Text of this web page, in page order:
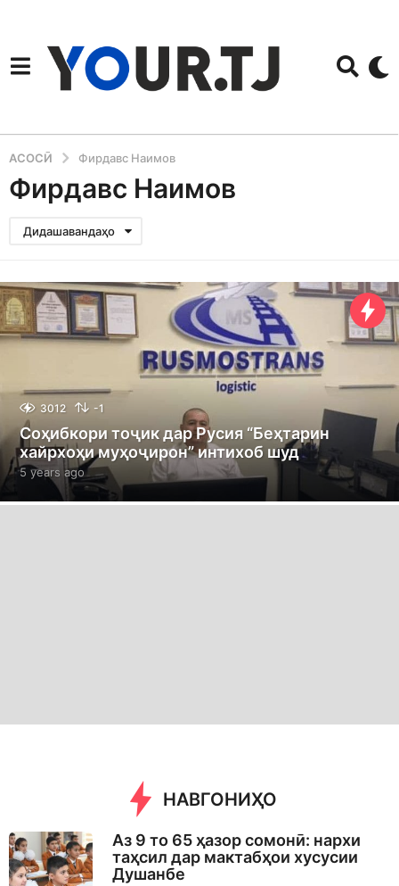
АСОСӢ Фирдавс Наимов
Фирдавс Наимов
Дидашавандаҳо
3012 -1
Соҳибкори тоҷик дар Русия “Беҳтарин
хайрхоҳи муҳоҷирон” интихоб шуд
5 years ago5
y
e
НАВГОНИҲО
Аз 9 то 65 ҳазор сомонӣ: нархи
таҳсил дар мактабҳои хусусии
Душанбе